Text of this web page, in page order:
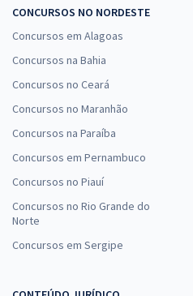
CONCURSOS NO NORDESTE
Concursos em Alagoas
Concursos na Bahia
Concursos no Ceará
Concursos no Maranhão
Concursos na Paraíba
Concursos em Pernambuco
Concursos no Piauí
Concursos no Rio Grande do
Norte
Concursos em Sergipe